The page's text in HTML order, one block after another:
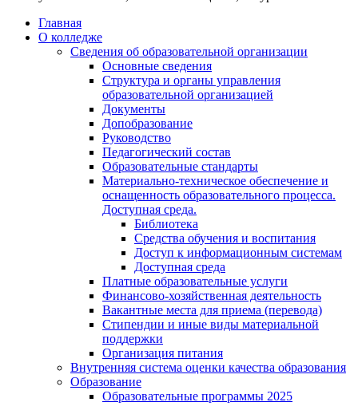
Главная
О колледже
Сведения об образовательной организации
Основные сведения
Структура и органы управления
образовательной организацией
Документы
Допобразование
Руководство
Педагогический состав
Образовательные стандарты
Материально-техническое обеспечение и
оснащенность образовательного процесса.
Доступная среда.
Библиотека
Средства обучения и воспитания
Доступ к информационным системам
Доступная среда
Платные образовательные услуги
Финансово-хозяйственная деятельность
Вакантные места для приема (перевода)
Стипендии и иные виды материальной
поддержки
Организация питания
Внутренняя система оценки качества образования
Образование
Образовательные программы 2025